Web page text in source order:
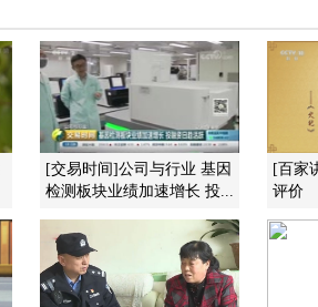
2013-
《第
版）
2013-
版）
[交易时间]公司与行业 基因
检测板块业绩加速增长 投...
[百家
评价